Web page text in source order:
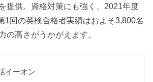
提供。資格対策にも強く、2021年度
1回の英検合格者実績はおよそ3,800名
の高さがうかがえます。
イーオン